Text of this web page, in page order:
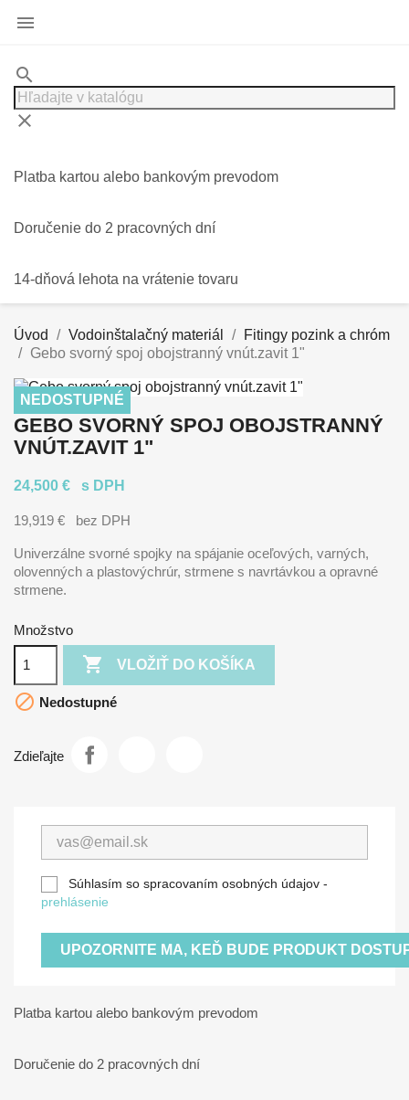

search
clear
Platba kartou alebo bankovým prevodom
Doručenie do 2 pracovných dní
14-dňová lehota na vrátenie tovaru
Úvod Vodoinštalačný materiál
Fitingy pozink a chróm
Gebo svorný spoj obojstranný vnút.zavit 1"
NEDOSTUPNÉ
GEBO SVORNÝ SPOJ OBOJSTRANNÝ
VNÚT.ZAVIT 1"
24,500 € s DPH
19,919 € bez DPH
Univerzálne svorné spojky na spájanie oceľových, varných,
olovenných a plastovýchrúr, strmene s navrtávkou a opravné
strmene.
Množstvo
 VLOŽIŤ DO KOŠÍKA
 Nedostupné
Zdieľajte
Súhlasím so spracovaním osobných údajov -
prehlásenie
UPOZORNITE MA, KEĎ BUDE PRODUKT
Platba kartou alebo bankovým prevodom
Doručenie do 2 pracovných dní